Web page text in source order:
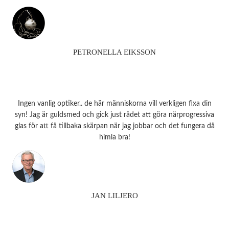
PETRONELLA EIKSSON
Ingen vanlig optiker.. de här människorna vill verkligen fixa din
syn! Jag är guldsmed och gick just rådet att göra närprogressiva
glas för att få tillbaka skärpan när jag jobbar och det fungera då
himla bra!
JAN LILJERO